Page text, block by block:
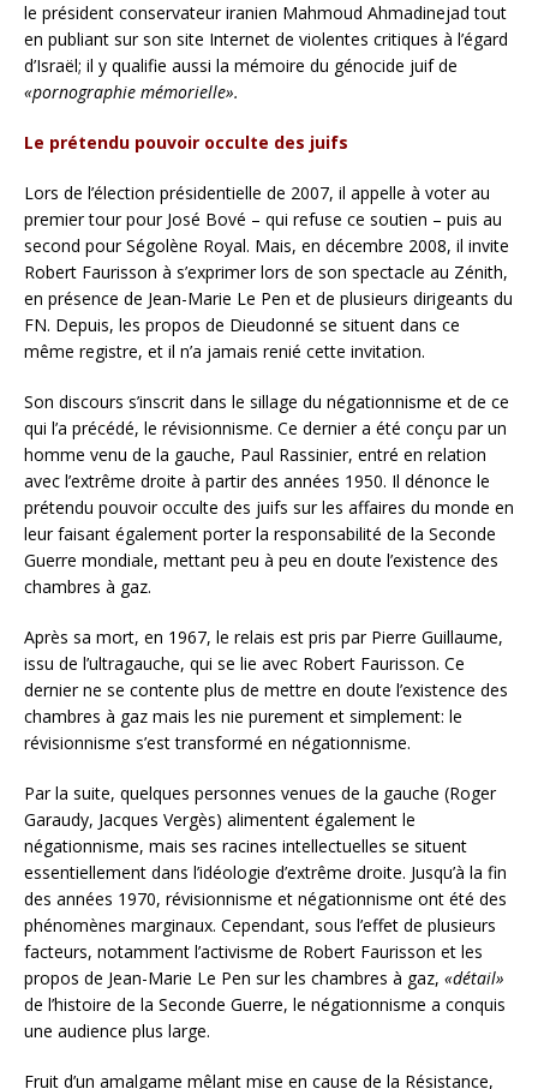
le président conservateur iranien Mahmoud Ahmadinejad tout
en publiant sur son site Internet de violentes critiques à l’égard
d’Israël; il y qualifie aussi la mémoire du génocide juif de
«pornographie mémorielle».
Le prétendu pouvoir occulte des juifs
Lors de l’élection présidentielle de 2007, il appelle à voter au
premier tour pour José Bové – qui refuse ce soutien – puis au
second pour Ségolène Royal. Mais, en décembre 2008, il invite
Robert Faurisson à s’exprimer lors de son spectacle au Zénith,
en présence de Jean-Marie Le Pen et de plusieurs dirigeants du
FN. Depuis, les propos de Dieudonné se situent dans ce
même registre, et il n’a jamais renié cette invitation.
Son discours s’inscrit dans le sillage du négationnisme et de ce
qui l’a précédé, le révisionnisme. Ce dernier a été conçu par un
homme venu de la gauche, Paul Rassinier, entré en relation
avec l’extrême droite à partir des années 1950. Il dénonce le
prétendu pouvoir occulte des juifs sur les affaires du monde en
leur faisant également porter la responsabilité de la Seconde
Guerre mondiale, mettant peu à peu en doute l’existence des
chambres à gaz.
Après sa mort, en 1967, le relais est pris par Pierre Guillaume,
issu de l’ultragauche, qui se lie avec Robert Faurisson. Ce
dernier ne se contente plus de mettre en doute l’existence des
chambres à gaz mais les nie purement et simplement: le
révisionnisme s’est transformé en négationnisme.
Par la suite, quelques personnes venues de la gauche (Roger
Garaudy, Jacques Vergès) alimentent également le
négationnisme, mais ses racines intellectuelles se situent
essentiellement dans l’idéologie d’extrême droite. Jusqu’à la fin
des années 1970, révisionnisme et négationnisme ont été des
phénomènes marginaux. Cependant, sous l’effet de plusieurs
facteurs, notamment l’activisme de Robert Faurisson et les
propos de Jean-Marie Le Pen sur les chambres à gaz, «détail»
de l’histoire de la Seconde Guerre, le négationnisme a conquis
une audience plus large.
Fruit d’un amalgame mêlant mise en cause de la Résistance,